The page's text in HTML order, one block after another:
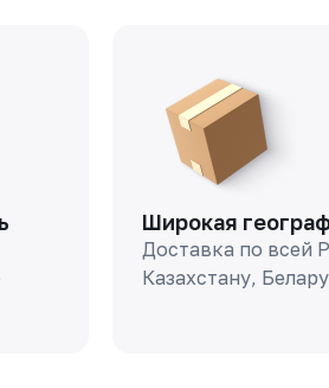
Широкая
Доставка по всей
Казахстану,